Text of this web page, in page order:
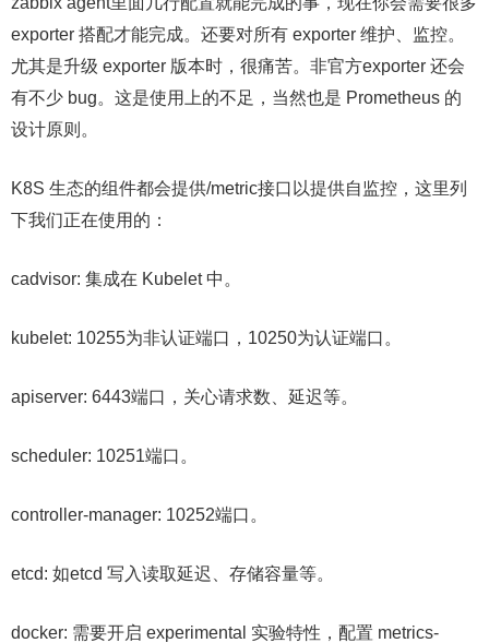
exporter 搭配才能完成。还要对所有 exporter 维护、监控。
尤其是升级 exporter 版本时，很痛苦。非官方exporter 还会
有不少 bug。这是使用上的不足，当然也是 Prometheus 的
设计原则。
K8S 生态的组件都会提供/metric接口以提供自监控，这里列
下我们正在使用的：
cadvisor: 集成在 Kubelet 中。
kubelet: 10255为非认证端口，10250为认证端口。
apiserver: 6443端口，关心请求数、延迟等。
scheduler: 10251端口。
controller-manager: 10252端口。
etcd: 如etcd 写入读取延迟、存储容量等。
docker: 需要开启 experimental 实验特性，配置 metrics-